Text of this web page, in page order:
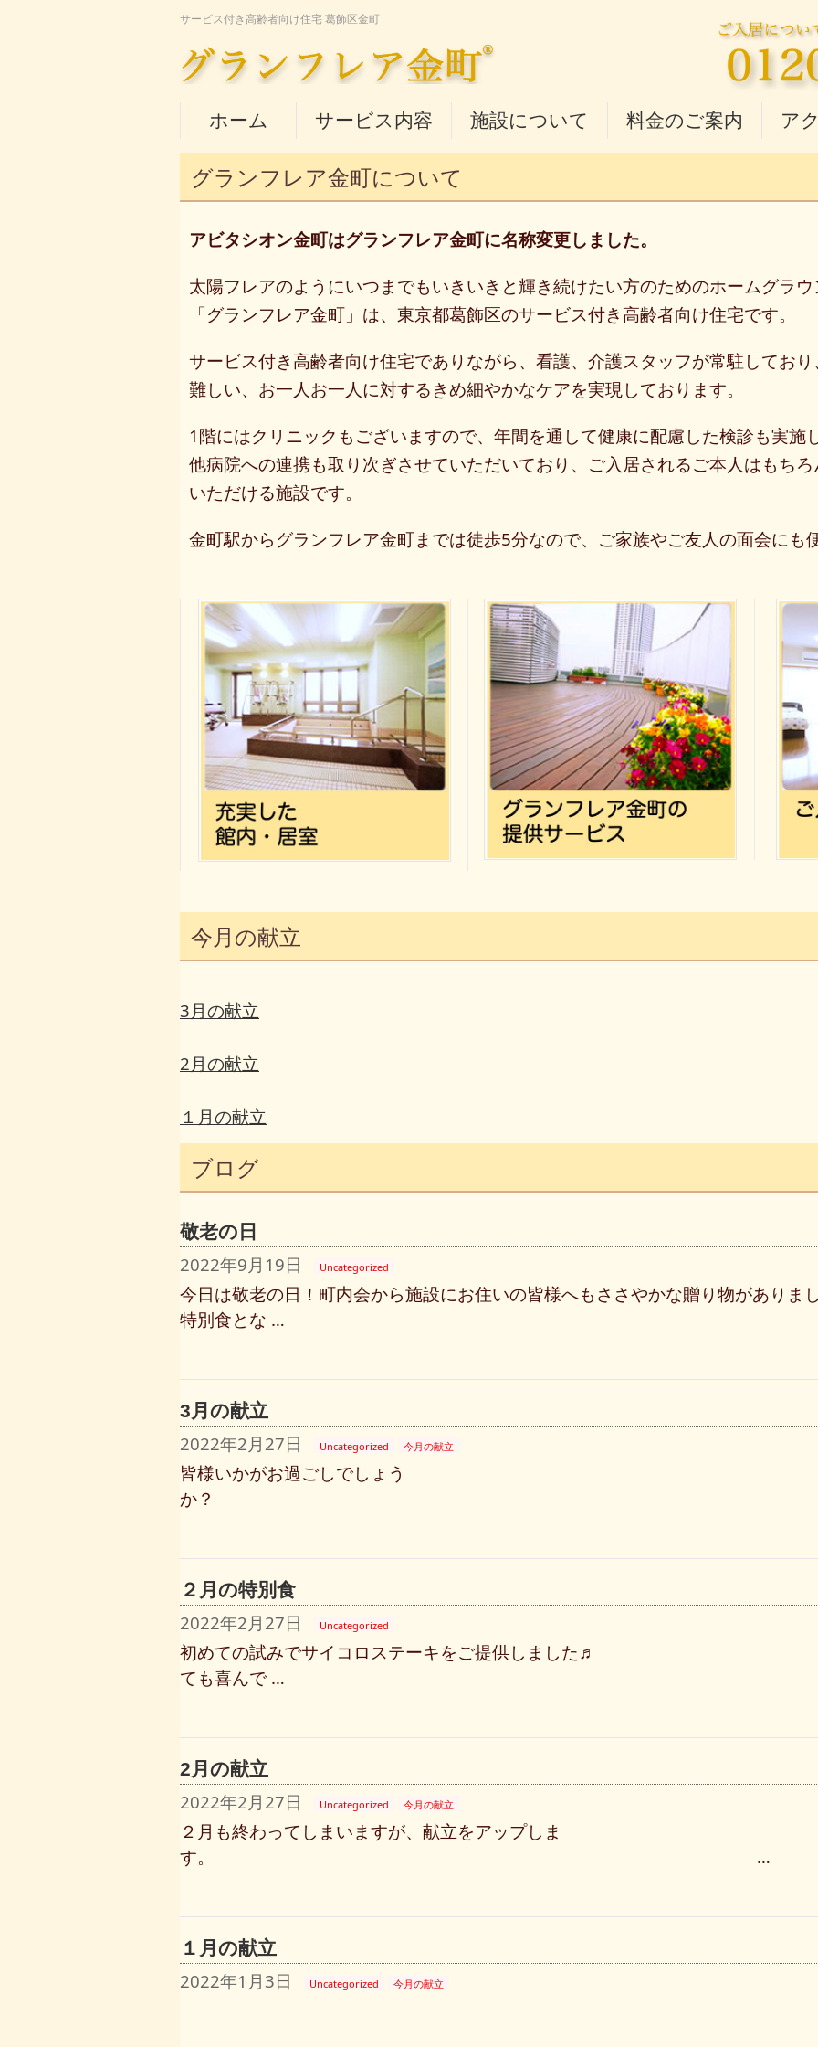
サービス付き高齢者向け住宅 葛飾区金町
ホーム サービス内容 施設について 料金のご案内 ア
グランフレア金町について
アビタシオン金町はグランフレア金町に名称変更しました。
太陽フレアのようにいつまでもいきいきと輝き続けたい方のためのホームグラ
「グランフレア金町」は、東京都葛飾区のサービス付き高齢者向け住宅です。
サービス付き高齢者向け住宅でありながら、 看護、 介護スタッフが常駐 してお
難しい、 お一人 お一人 に対する きめ細やかなケアを実現しております。
1階にはクリニックも ございますので、 年間を通して健康に配慮 した検診も実施
他病院への連携も取り次ぎさせていただいており、 ご入居されるご本人はもち
いただける施設です。
金町駅からグランフレア金町までは徒歩5分なので、ご家族やご友人の面会にも
今月の献立
3月の献立
2月の献立
１月の献立
ブログ
敬老の日
2022年9月19日 Uncategorized
今日は敬老の日！町内会から施設にお住いの皆様へもささやかな贈り物がありま
特別食とな …
3月の献立
2022年2月27日 Uncategorized 今月の献立
皆様いかがお過ごしでしょう
か？
２月の特別食
2022年2月27日 Uncategorized
初めての試みでサイコロステーキをご提供しました♬
ても喜んで …
2月の献立
2022年2月27日 Uncategorized 今月の献立
２月も終わってしまいますが、献立をアップしま
す。 …
１月の献立
2022年1月3日 Uncategorized 今月の献立